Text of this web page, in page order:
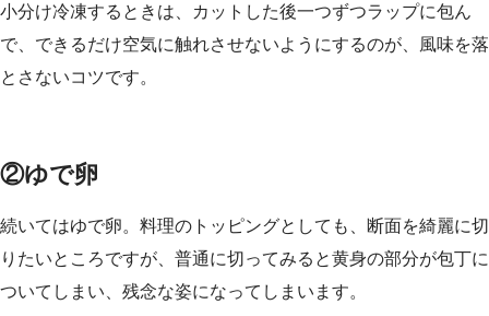
小分け冷凍するときは、カットした後一つずつラップに包ん
で、できるだけ空気に触れさせないようにするのが、風味を落
とさないコツです。
②ゆで卵
続いてはゆで卵。料理のトッピングとしても、断面を綺麗に切
りたいところですが、普通に切ってみると黄身の部分が包丁に
ついてしまい、残念な姿になってしまいます。